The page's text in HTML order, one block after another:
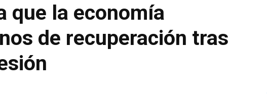
que la economía
de recuperación tras